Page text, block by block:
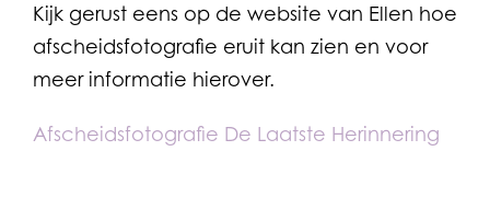
Kijk gerust eens op de website van Ellen hoe
afscheidsfotografie eruit kan zien en voor
meer informatie hierover.
Afscheidsfotografie De Laatste Herinnering